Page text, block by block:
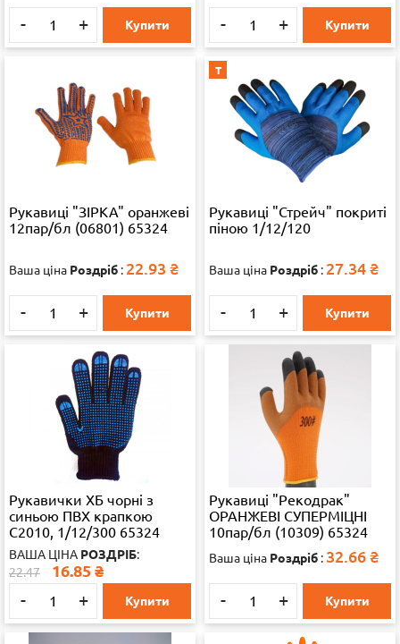
- + Купити - + Купити
Рукавиці "ЗІРКА" оранжеві
12пар/бл (06801) 65324
Ваша ціна Роздріб : 22.93 ₴
- + Купити
Т
Рукавиці "Стрейч" покриті
піною 1/12/120
Ваша ціна Роздріб : 27.34 ₴
- + Купити
Рукавички ХБ чорні з
синьою ПВХ крапкою
C2010, 1/12/300 65324
ВАША ЦІНА РОЗДРІБ:
22.47
16.85 ₴
- + Купити
Рукавиці "Рекодрак"
ОРАНЖЕВІ СУПЕРМІЦНІ
10пар/бл (10309) 65324
Ваша ціна Роздріб : 32.66 ₴
- + Купити